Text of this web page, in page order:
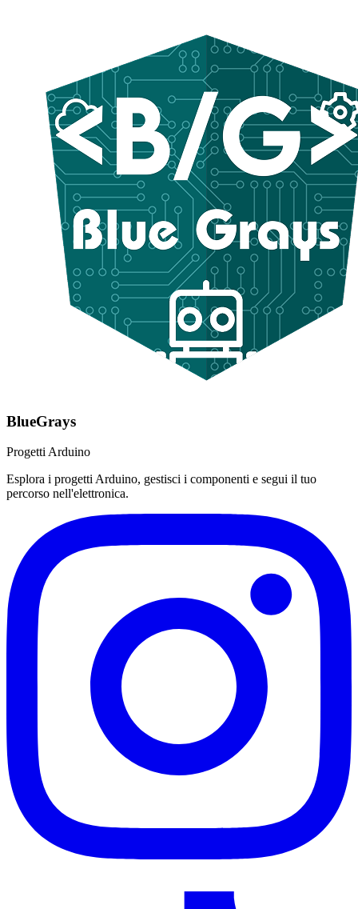
BlueGrays
Progetti Arduino
Esplora i progetti Arduino, gestisci i componenti e segui il tuo
percorso nell'elettronica.